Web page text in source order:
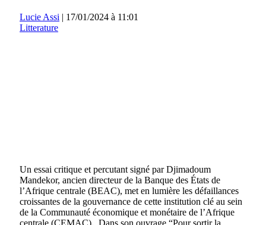
Lucie Assi | 17/01/2024 à 11:01
Litterature
Un essai critique et percutant signé par Djimadoum
Mandekor, ancien directeur de la Banque des États de
l’Afrique centrale (BEAC), met en lumière les défaillances
croissantes de la gouvernance de cette institution clé au sein
de la Communauté économique et monétaire de l’Afrique
centrale (CEMAC). Dans son ouvrage “Pour sortir la